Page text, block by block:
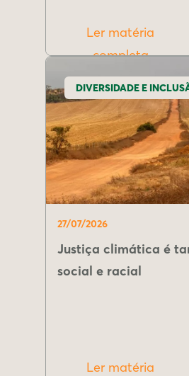
Ler matéria
completa
DIVERSIDADE E
27/07/2026
Justiça climática é
social e racial
Ler matéria